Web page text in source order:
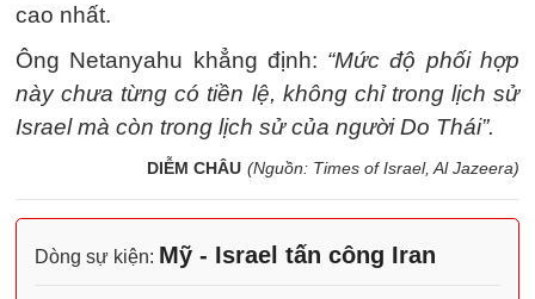
cao nhất.
Ông Netanyahu khẳng định: “Mức độ phối hợp
này chưa từng có tiền lệ, không chỉ trong lịch sử
Israel mà còn trong lịch sử của người Do Thái”.
DIỄM CHÂU (Nguồn: Times of Israel, Al Jazeera)
Dòng sự kiện: Mỹ - Israel tấn công Iran